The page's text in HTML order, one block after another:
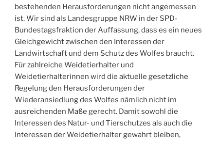
bestehenden Herausforderungen nicht angemessen
ist. Wir sind als Landesgruppe NRW in der SPD-
Bundestagsfraktion der Auffassung, dass es ein neues
Gleichgewicht zwischen den Interessen der
Landwirtschaft und dem Schutz des Wolfes braucht.
Für zahlreiche Weidetierhalter und
Weidetierhalterinnen wird die aktuelle gesetzliche
Regelung den Herausforderungen der
Wiederansiedlung des Wolfes nämlich nicht im
ausreichenden Maße gerecht. Damit sowohl die
Interessen des Natur- und Tierschutzes als auch die
Interessen der Weidetierhalter gewahrt bleiben,